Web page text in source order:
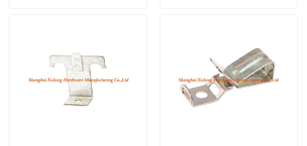
Pannello di Access di alluminio
Pannello di Access d'acciaio